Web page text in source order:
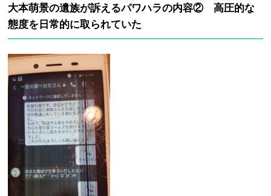
大本萌景の遺族が訴えるパワハラの内容② 高圧的な
態度を日常的に取られていた